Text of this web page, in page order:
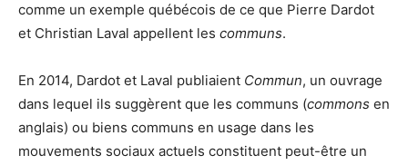
comme un exemple québécois de ce que Pierre Dardot
et Christian Laval appellent les communs.
En 2014, Dardot et Laval publiaient Commun, un ouvrage
dans lequel ils suggèrent que les communs (commons en
anglais) ou biens communs en usage dans les
mouvements sociaux actuels constituent peut-être un